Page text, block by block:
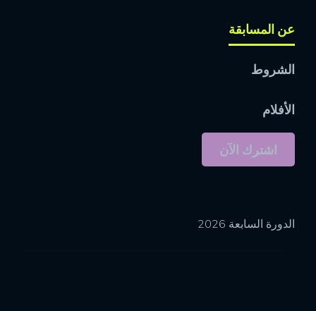
عن المسابقة
الشروط
الأفلام
اشترك الآن
الدورة السابعة 2026